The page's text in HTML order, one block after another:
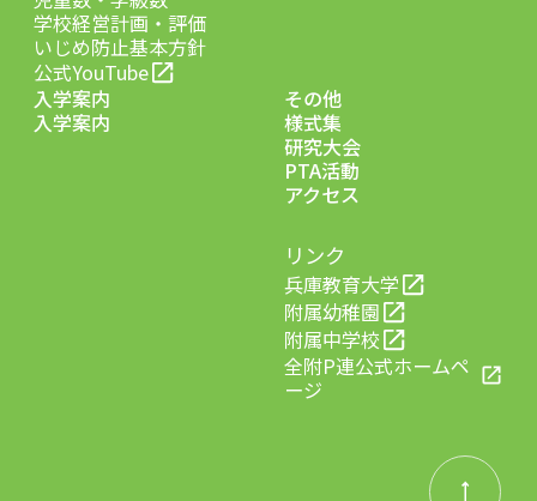
学校経営計画・評価
いじめ防止基本方針
公式YouTube
入学案内
入学案内
その他
様式集
研究大会
PTA活動
アクセス
リンク
兵庫教育大学
附属幼稚園
附属中学校
全附P連公式ホームペ
ージ